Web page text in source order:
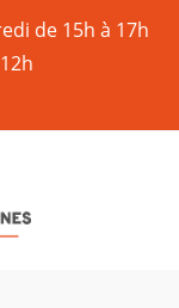
de 15h à 17h